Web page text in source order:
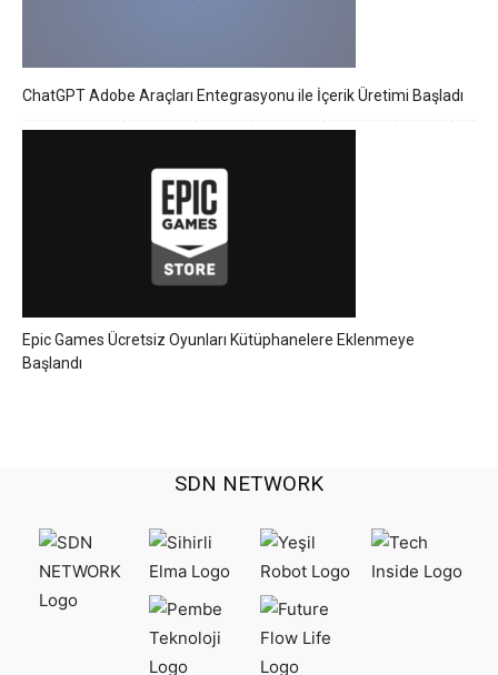
ChatGPT Adobe Araçları Entegrasyonu ile İçerik Üretimi Başladı
Epic Games Ücretsiz Oyunları Kütüphanelere Eklenmeye
Başlandı
SDN NETWORK